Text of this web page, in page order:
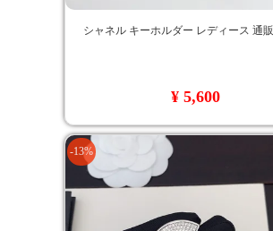
シャネル キーホルダー レディース 通販
¥ 5,600
-13%